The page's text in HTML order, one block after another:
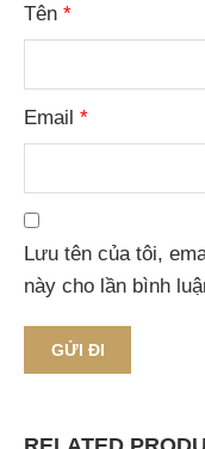
Tên *
Email *
Lưu tên của tôi,
này cho lần bình